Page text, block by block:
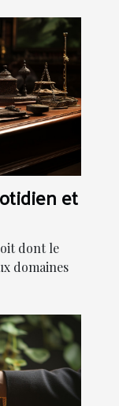
et
dont le
domaines